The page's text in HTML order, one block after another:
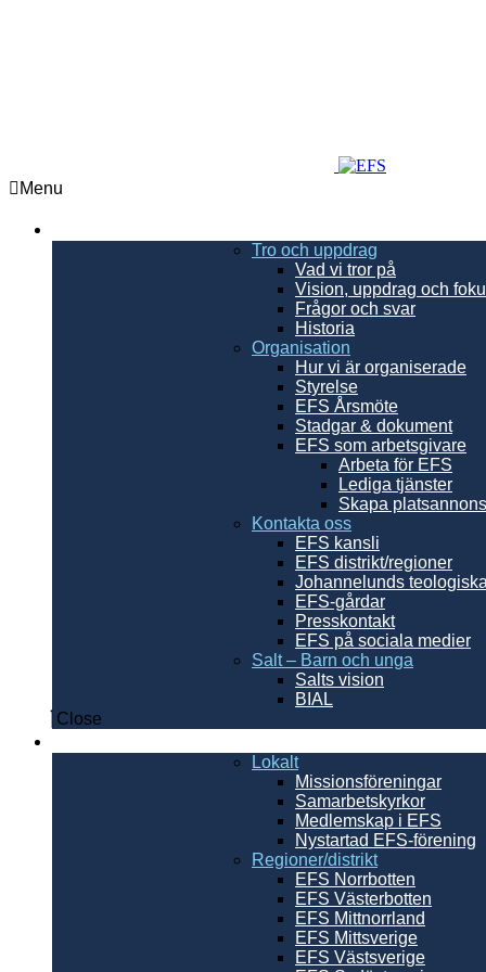
Menu
Tro och uppdrag
Vad vi tror på
Vision, uppdrag och
Frågor och svar
Historia
Organisation
Hur vi är organiserade
Styrelse
EFS Årsmöte
Stadgar & dokument
EFS som arbetsgivare
Arbeta för EFS
Lediga tjänster
Skapa platsannons
Kontakta oss
EFS kansli
EFS distrikt/regioner
Johannelunds
EFS-gårdar
Presskontakt
EFS på sociala medier
Salt – Barn och unga
Salts vision
BIAL
Close
Lokalt
Missionsföreningar
Samarbetskyrkor
Medlemskap i EFS
Nystartad EFS-förening
Regioner/distrikt
EFS Norrbotten
EFS Västerbotten
EFS Mittnorrland
EFS Mittsverige
EFS Västsverige